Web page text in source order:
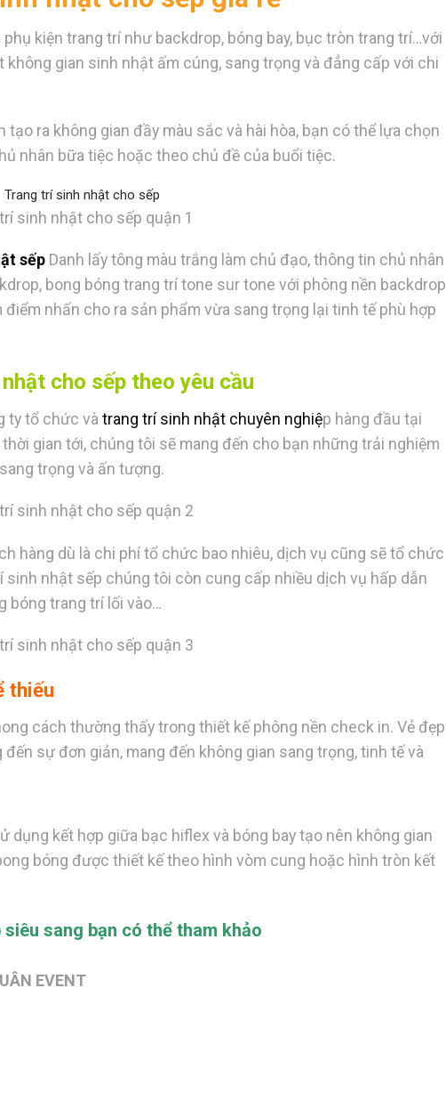
kiện trang trí như backdrop, bóng bay, bục tròn trang trí…với
gian sinh nhật ấm cúng, sang trọng và đẳng cấp với chi
ra không gian đầy màu sắc và hài hòa, bạn có thể lựa chọn
nhân bữa tiệc hoặc theo chủ đề của buổi tiệc.
sinh nhật cho sếp quận 1
sếp Danh lấy tông màu trắng làm chủ đạo, thông tin chủ nhân
bong bóng trang trí tone sur tone với phông nền backdrop
nhấn cho ra sản phẩm vừa sang trọng lại tinh tế phù hợp
cho sếp theo yêu cầu
ty tổ chức và trang trí sinh nhật chuyên nghiệp hàng đầu tại
gian tới, chúng tôi sẽ mang đến cho bạn những trải nghiệm
trọng và ấn tượng.
sinh nhật cho sếp quận 2
hàng dù là chi phí tổ chức bao nhiêu, dịch vụ cũng sẽ tổ chức
sinh nhật sếp chúng tôi còn cung cấp nhiều dịch vụ hấp dẫn
bóng trang trí lối vào…
sinh nhật cho sếp quận 3
thiếu
cách thường thấy trong thiết kế phông nền check in. Vẻ đẹp
sự đơn giản, mang đến không gian sang trọng, tinh tế và
dụng kết hợp giữa bạc hiflex và bóng bay tạo nên không gian
bóng được thiết kế theo hình vòm cung hoặc hình tròn kết
sang bạn có thể tham khảo
EVENT